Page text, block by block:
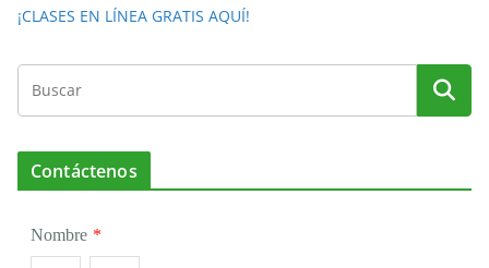
¡CLASES EN LÍNEA GRATIS AQUÍ!
Contáctenos
Nombre *